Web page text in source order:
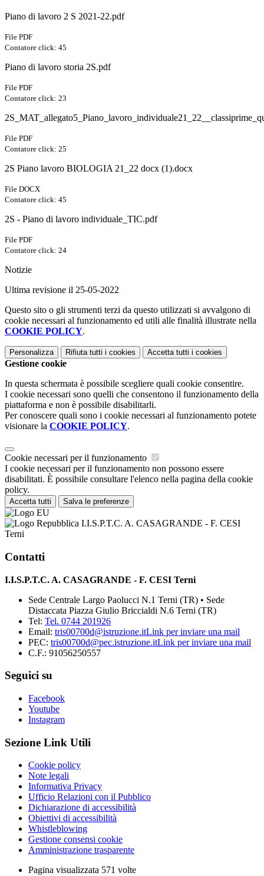
Piano di lavoro 2 S 2021-22.pdf
File PDF
Contatore click: 45
Piano di lavoro storia 2S.pdf
File PDF
Contatore click: 23
File PDF
Contatore click: 25
2S Piano lavoro BIOLOGIA 21_22 docx (1).docx
File DOCX
Contatore click: 45
2S - Piano di lavoro individuale_TIC.pdf
File PDF
Contatore click: 24
Notizie
Ultima revisione il 25-05-2022
Questo sito o gli strumenti terzi da questo utilizzati si avvalgono di
cookie necessari al funzionamento ed utili alle finalità illustrate nella
COOKIE POLICY.
Personalizza Rifiuta tutti i cookies Accetta tutti i cookies
Gestione cookie
In questa schermata è possibile scegliere quali cookie consentire.
I cookie necessari sono quelli che consentono il funzionamento della
piattaforma e non è possibile disabilitarli.
Per conoscere quali sono i cookie necessari al funzionamento potete
visionare la COOKIE POLICY.
Cookie necessari per il funzionamento
I cookie necessari per il funzionamento non possono essere
disabilitati. È possibile consultare l'elenco nella pagina della cookie
policy.
Accetta tutti Salva le preferenze
I.I.S.P.T.C. A. CASAGRANDE - F. CESI
Terni
Contatti
I.I.S.P.T.C. A. CASAGRANDE - F. CESI Terni
Sede Centrale Largo Paolucci N.1 Terni (TR) • Sede
Distaccata Piazza Giulio Briccialdi N.6 Terni (TR)
Tel: Tel. 0744 201926
Email: tris00700d@istruzione.itLink per inviare una mail
PEC: tris00700d@pec.istruzione.itLink per inviare una mail
C.F.: 91056250557
Seguici su
Facebook
Youtube
Instagram
Sezione Link Utili
Cookie policy
Note legali
Informativa Privacy
Ufficio Relazioni con il Pubblico
Dichiarazione di accessibilità
Obiettivi di accessibilità
Whistleblowing
Gestione consensi cookie
Amministrazione trasparente
Pagina visualizzata 571 volte